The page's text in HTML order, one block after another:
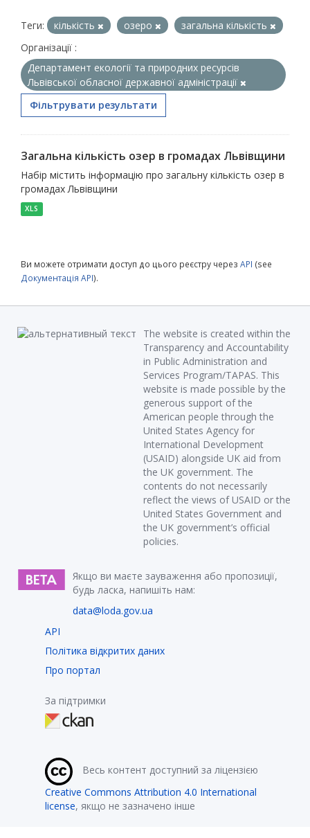
Теги: кількість озеро
загальна кількість
Організації :
Департамент екології та природних ресурсів
Львівської обласної державної адміністрації
Фільтрувати результати
Загальна кількість озер в громадах Львівщини
Набір містить інформацію про загальну кількість озер в
громадах Львівщини
XLS
Ви можете отримати доступ до цього реєстру через API (see
Документація API).
The website is created within the
Transparency and Accountability
in Public Administration and
Services Program/TAPAS. This
website is made possible by the
generous support of the
American people through the
United States Agency for
International Development
(USAID) alongside UK aid from
the UK government. The
contents do not necessarily
reflect the views of USAID or the
United States Government and
the UK government’s official
policies.
Якщо ви маєте зауваження або пропозиції,
будь ласка, напишіть нам:
data@loda.gov.ua
API
Політика відкритих даних
Про портал
За підтримки
Весь контент доступний за ліцензією
Creative Commons Attribution 4.0 International
license, якщо не зазначено інше